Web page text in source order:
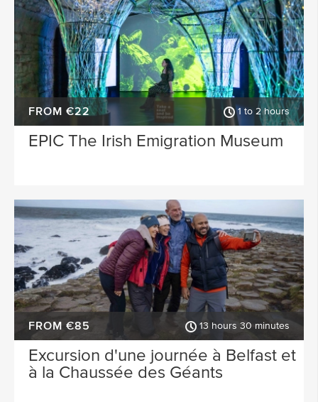
FROM €22 1 to 2 hours
EPIC The Irish Emigration Museum
FROM €85 13 hours 30 minutes
Excursion d'une journée à Belfast et
à la Chaussée des Géants